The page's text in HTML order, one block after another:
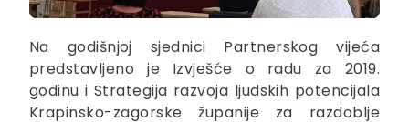
Na godišnjoj sjednici Partnerskog vijeća
predstavljeno je Izvješće o radu za 2019.
godinu i Strategija razvoja ljudskih potencijala
Krapinsko-zagorske županije za razdoblje